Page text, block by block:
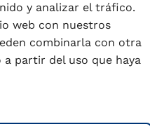
y analizar el tráfico.
web con nuestros
combinarla con otra
partir del uso que haya
debe ser joven, estar
el animal es viejo, sus
y asados más